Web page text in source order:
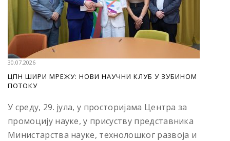
30.07.2026
ЦПН ШИРИ МРЕЖУ: НОВИ НАУЧНИ КЛУБ У ЗУБИНОМ
ПОТОКУ
У среду, 29. јула, у просторијама Центра за
промоцију науке, у присуству представника
Министарства науке, технолошког развоја и